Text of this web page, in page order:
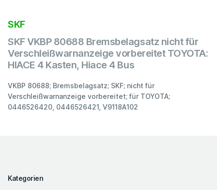
SKF
SKF VKBP 80688 Bremsbelagsatz nicht für
Verschleißwarnanzeige vorbereitet TOYOTA:
HIACE 4 Kasten, Hiace 4 Bus
VKBP 80688; Bremsbelagsatz; SKF; nicht für
Verschleißwarnanzeige vorbereitet; für TOYOTA;
0446526420, 0446526421, V9118A102
Kategorien